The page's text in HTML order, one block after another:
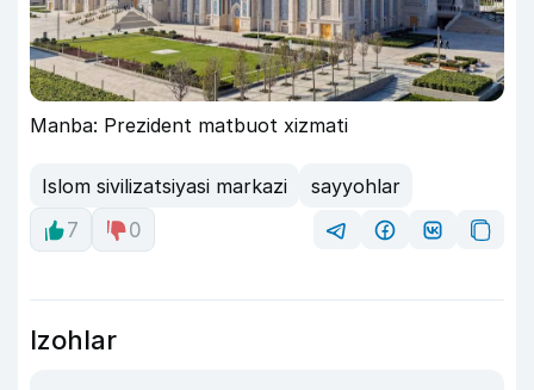
Manba: Prezident matbuot xizmati
Islom sivilizatsiyasi markazi
sayyohlar
7
0
Izohlar